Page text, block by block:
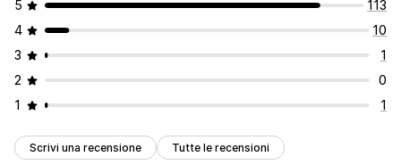
5
113
4
10
3
1
2
0
1
1
Scrivi una recensione Tutte le recensioni